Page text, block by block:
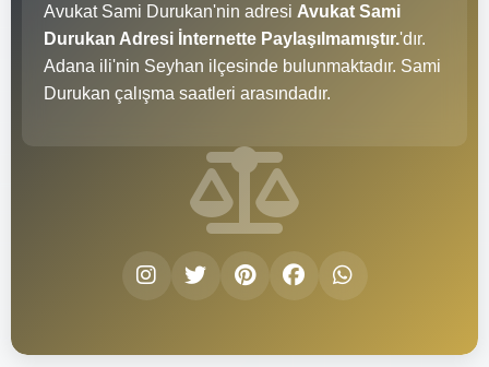
Avukat Sami Durukan'nin adresi Avukat Sami
Durukan Adresi İnternette Paylaşılmamıştır.'dır.
Adana ili'nin Seyhan ilçesinde bulunmaktadır. Sami
Durukan çalışma saatleri arasındadır.